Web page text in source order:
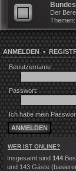
Der
Themen:
ANMELDEN•
Benutzername:
Passwort:
Ich habe mein
WER IST ONLINE?
Insgesamt sind 144
und 143 Gäste